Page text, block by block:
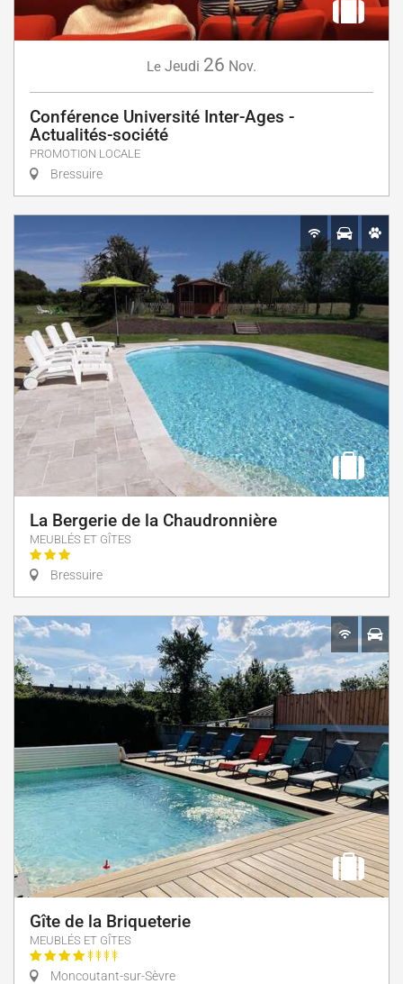
Le Jeudi 26 Nov.
Conférence Université Inter-Ages -
Actualités-société
PROMOTION LOCALE
Bressuire
La Bergerie de la Chaudronnière
MEUBLÉS ET GÎTES
Bressuire
Gîte de la Briqueterie
MEUBLÉS ET GÎTES
Moncoutant-sur-Sèvre